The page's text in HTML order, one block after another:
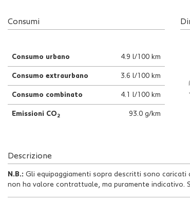
Consumi
Consumo urbano 4.9 l/100 km
Consumo extraurbano 3.6 l/100 km
Consumo combinato 4.1 l/100 km
Emissioni CO 2 93.0 g/km
Descrizione
N.B.: Gli equipaggiamenti sopra descritti sono
non ha valore contrattuale, ma puramente indicativo.
qualsiasi
Cookie per il miglioramento